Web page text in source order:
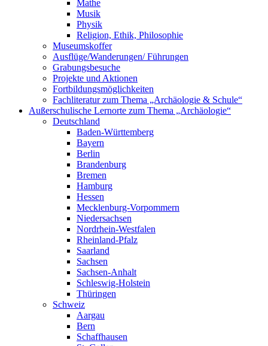
Mathe
Musik
Physik
Religion, Ethik, Philosophie
Museumskoffer
Ausflüge/Wanderungen/ Führungen
Grabungsbesuche
Projekte und Aktionen
Fortbildungsmöglichkeiten
Fachliteratur zum Thema „Archäologie & Schule“
Außerschulische Lernorte zum Thema „Archäologie“
Deutschland
Baden-Württemberg
Bayern
Berlin
Brandenburg
Bremen
Hamburg
Hessen
Mecklenburg-Vorpommern
Niedersachsen
Nordrhein-Westfalen
Rheinland-Pfalz
Saarland
Sachsen
Sachsen-Anhalt
Schleswig-Holstein
Thüringen
Schweiz
Aargau
Bern
Schaffhausen